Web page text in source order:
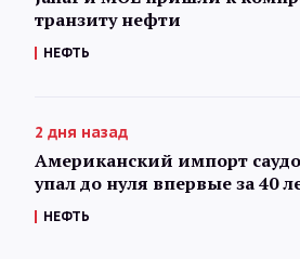
транзиту нефти
НЕФТЬ
2 дня назад
Американский импорт
упал до нуля впервые за 40
НЕФТЬ